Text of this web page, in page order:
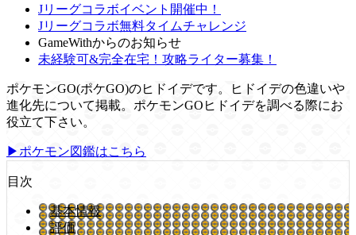
Jリーグコラボイベント開催中！
Jリーグコラボ無料タイムチャレンジ
GameWithからのお知らせ
未経験可&完全在宅！攻略ライター募集！
ポケモンGO(ポケGO)のヒドイデです。ヒドイデの色違いや
進化先について掲載。ポケモンGOヒドイデを調べる際にお
役立て下さい。
▶ポケモン図鑑はこちら
目次
基本情報
評価